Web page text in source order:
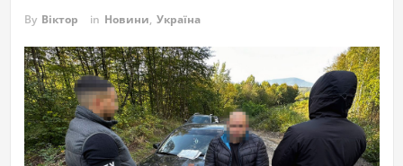
By Віктор in Новини, Україна